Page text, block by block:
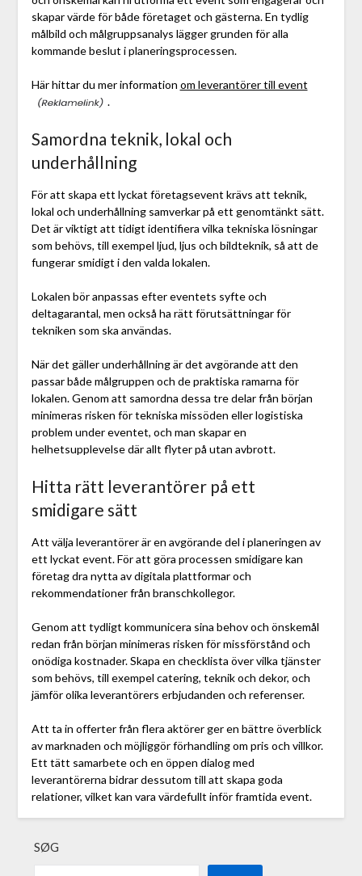
skapar värde för både företaget och gästerna. En tydlig
målbild och målgruppsanalys lägger grunden för alla
kommande beslut i planeringsprocessen.
Här hittar du mer information om leverantörer till event
.
Samordna teknik, lokal och
underhållning
För att skapa ett lyckat företagsevent krävs att teknik,
lokal och underhållning samverkar på ett genomtänkt sätt.
Det är viktigt att tidigt identifiera vilka tekniska lösningar
som behövs, till exempel ljud, ljus och bildteknik, så att de
fungerar smidigt i den valda lokalen.
Lokalen bör anpassas efter eventets syfte och
deltagarantal, men också ha rätt förutsättningar för
tekniken som ska användas.
När det gäller underhållning är det avgörande att den
passar både målgruppen och de praktiska ramarna för
lokalen. Genom att samordna dessa tre delar från början
minimeras risken för tekniska missöden eller logistiska
problem under eventet, och man skapar en
helhetsupplevelse där allt flyter på utan avbrott.
Hitta rätt leverantörer på ett
smidigare sätt
Att välja leverantörer är en avgörande del i planeringen av
ett lyckat event. För att göra processen smidigare kan
företag dra nytta av digitala plattformar och
rekommendationer från branschkollegor.
Genom att tydligt kommunicera sina behov och önskemål
redan från början minimeras risken för missförstånd och
onödiga kostnader. Skapa en checklista över vilka tjänster
som behövs, till exempel catering, teknik och dekor, och
jämför olika leverantörers erbjudanden och referenser.
Att ta in offerter från flera aktörer ger en bättre överblick
av marknaden och möjliggör förhandling om pris och villkor.
Ett tätt samarbete och en öppen dialog med
leverantörerna bidrar dessutom till att skapa goda
relationer, vilket kan vara värdefullt inför framtida event.
SØG